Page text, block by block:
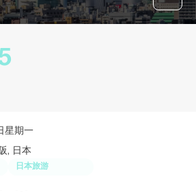
星期一
, 日本
日本旅游